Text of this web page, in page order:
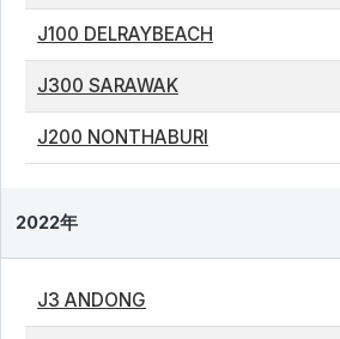
J100 DELRAYBEACH
J300 SARAWAK
J200 NONTHABURI
2022年
J3 ANDONG